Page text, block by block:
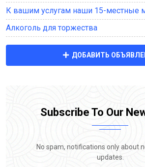
К вашим услугам наши 15-местные
Алкоголь для торжества
ДОБАВИТЬ
Subscribe To Our
No spam, notifications only about
updates.